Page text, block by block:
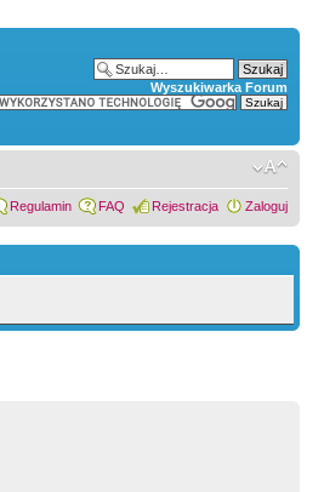
Wyszukiwarka Forum
Regulamin FAQ Rejestracja Zaloguj